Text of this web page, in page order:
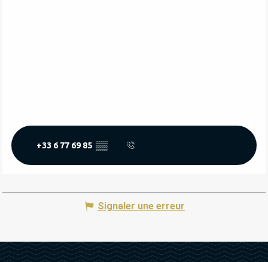
+33 6 77 69 85 ▒▒
Signaler une erreur